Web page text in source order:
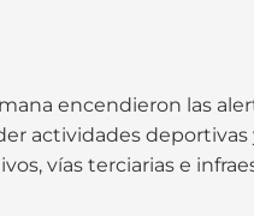
encendieron las
actividades deportivas
vías terciarias e